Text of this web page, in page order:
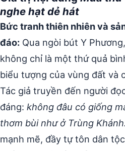
nghe hạt dẻ hát
Bức tranh thiên nhiên và
đáo: Qua ngòi bút Y
không chỉ là một thứ quả
biểu tượng của vùng đất và
Tác giả truyền đến người
đáng: không đâu có giống
thơm bùi như ở Trùng Khánh.
mạnh mẽ, đầy tự tôn dân